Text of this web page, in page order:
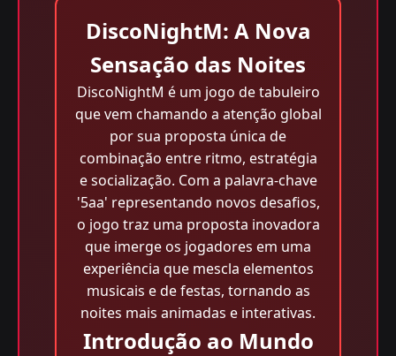
DiscoNightM: A Nova
Sensação das Noites
DiscoNightM é um jogo de tabuleiro
que vem chamando a atenção global
por sua proposta única de
combinação entre ritmo, estratégia
e socialização. Com a palavra-chave
'5aa' representando novos desafios,
o jogo traz uma proposta inovadora
que imerge os jogadores em uma
experiência que mescla elementos
musicais e de festas, tornando as
noites mais animadas e interativas.
Introdução ao Mundo